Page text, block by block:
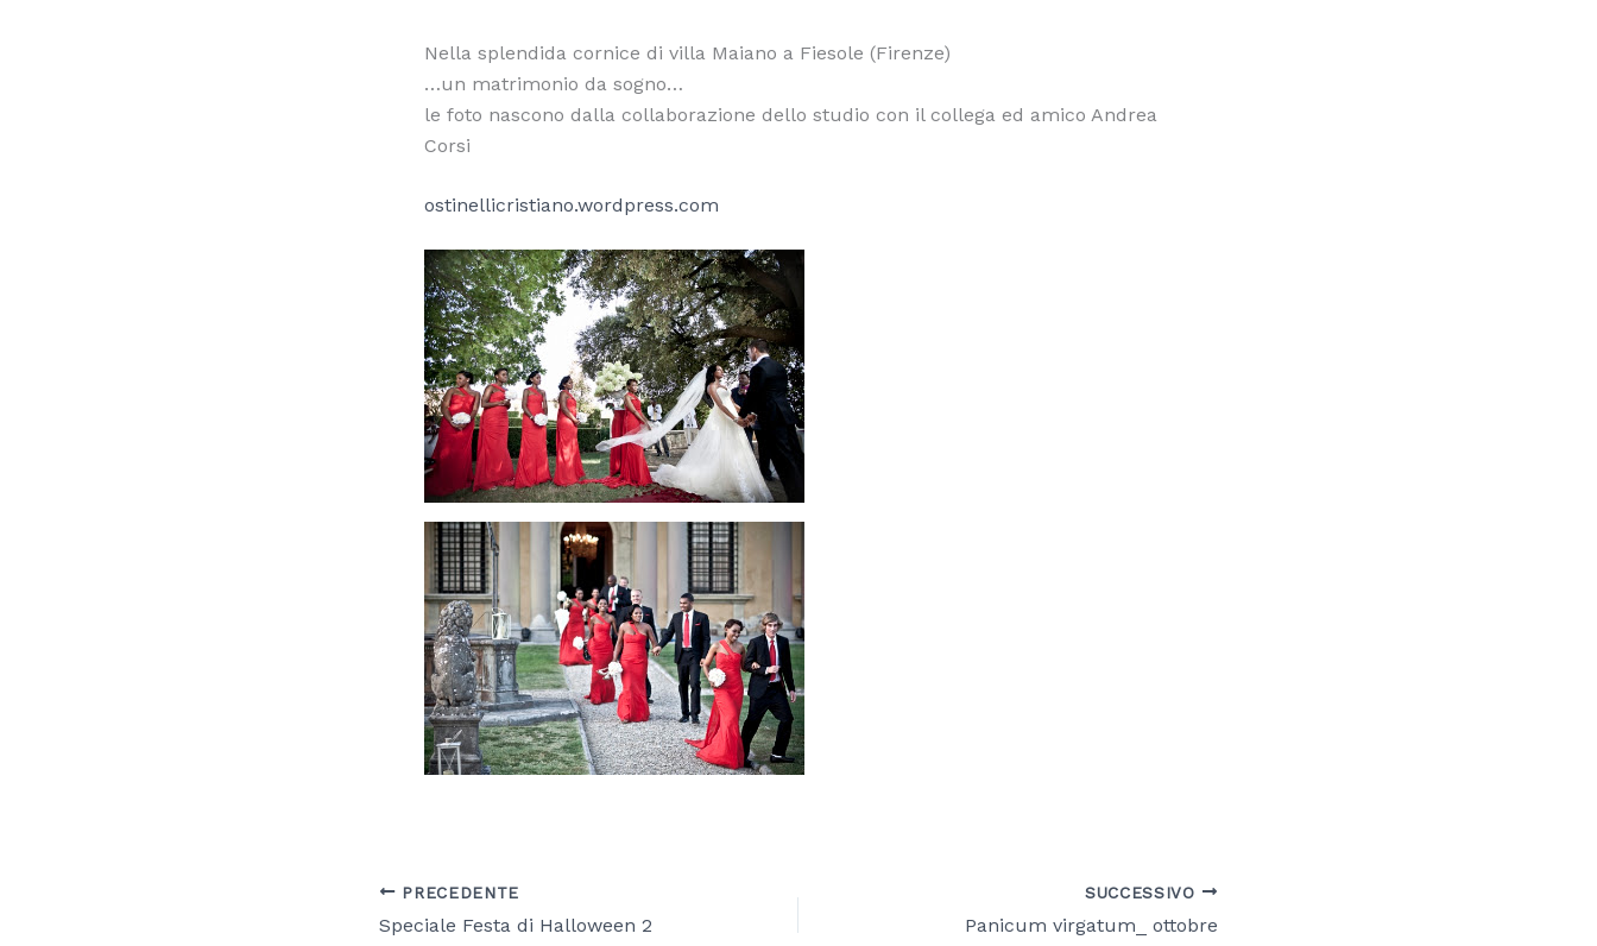
Nella splendida cornice di villa Maiano a Fiesole (Firenze)
…un matrimonio da sogno…
le foto nascono dalla collaborazione dello studio con il collega ed amico Andrea
Corsi
ostinellicristiano.wordpress.com
PRECEDENTE
Speciale Festa di Halloween 2
SUCCESSIVO
Panicum virgatum_ ottobre